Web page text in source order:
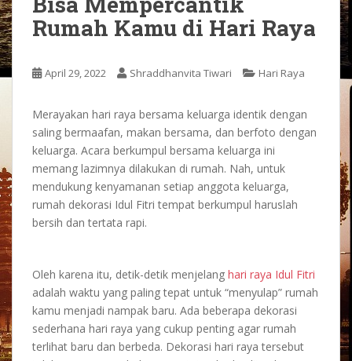
Rumah Kamu di Hari Raya
April 29, 2022 Shraddhanvita Tiwari Hari Raya
Merayakan hari raya bersama keluarga identik dengan
saling bermaafan, makan bersama, dan berfoto dengan
keluarga. Acara berkumpul bersama keluarga ini
memang lazimnya dilakukan di rumah. Nah, untuk
mendukung kenyamanan setiap anggota keluarga,
rumah dekorasi Idul Fitri tempat berkumpul haruslah
bersih dan tertata rapi.
Oleh karena itu, detik-detik menjelang hari raya Idul Fitri
adalah waktu yang paling tepat untuk “menyulap” rumah
kamu menjadi nampak baru. Ada beberapa dekorasi
sederhana hari raya yang cukup penting agar rumah
terlihat baru dan berbeda. Dekorasi hari raya tersebut